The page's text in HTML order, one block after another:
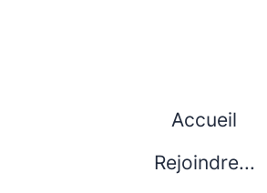
Accueil
Rejoindre...